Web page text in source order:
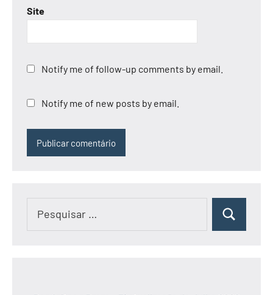
Site
Notify me of follow-up comments by email.
Notify me of new posts by email.
Pesquisar